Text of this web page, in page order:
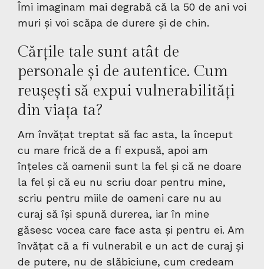
Îmi imaginam mai degrabă că la 50 de ani voi
muri și voi scăpa de durere și de chin.
Cărțile tale sunt atât de
personale și de autentice. Cum
reușești să expui vulnerabilități
din viața ta?
Am învățat treptat să fac asta, la început
cu mare frică de a fi expusă, apoi am
înțeles că oamenii sunt la fel și că ne doare
la fel și că eu nu scriu doar pentru mine,
scriu pentru miile de oameni care nu au
curaj să își spună durerea, iar în mine
găsesc vocea care face asta și pentru ei. Am
învățat că a fi vulnerabil e un act de curaj și
de putere, nu de slăbiciune, cum credeam